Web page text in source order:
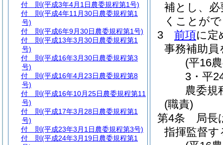
補とし、
くことが
3
前項に定
事務補助
(平16
3・平
農委規
(職責)
第4条
局長
指揮監督す
付 則 (平成3年4月1日農委規程第1号)
付 則 (平成4年11月30日農委規程第1
号)
付 則 (平成6年9月30日農委規程第1号)
付 則 (平成13年3月30日農委規程第1
号)
付 則 (平成16年3月30日農委規程第3
号)
付 則 (平成16年4月23日農委規程第8
号)
付 則 (平成16年10月25日農委規程第11
号)
付 則 (平成17年3月28日農委規程第1
号)
付 則 (平成23年3月1日農委規程第3号)
付 則 (平成24年3月19日農委規程第1